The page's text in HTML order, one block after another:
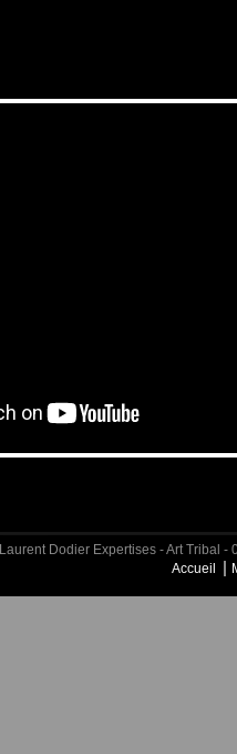
Laurent Dodier Expertises - Art Tribal -
Accueil